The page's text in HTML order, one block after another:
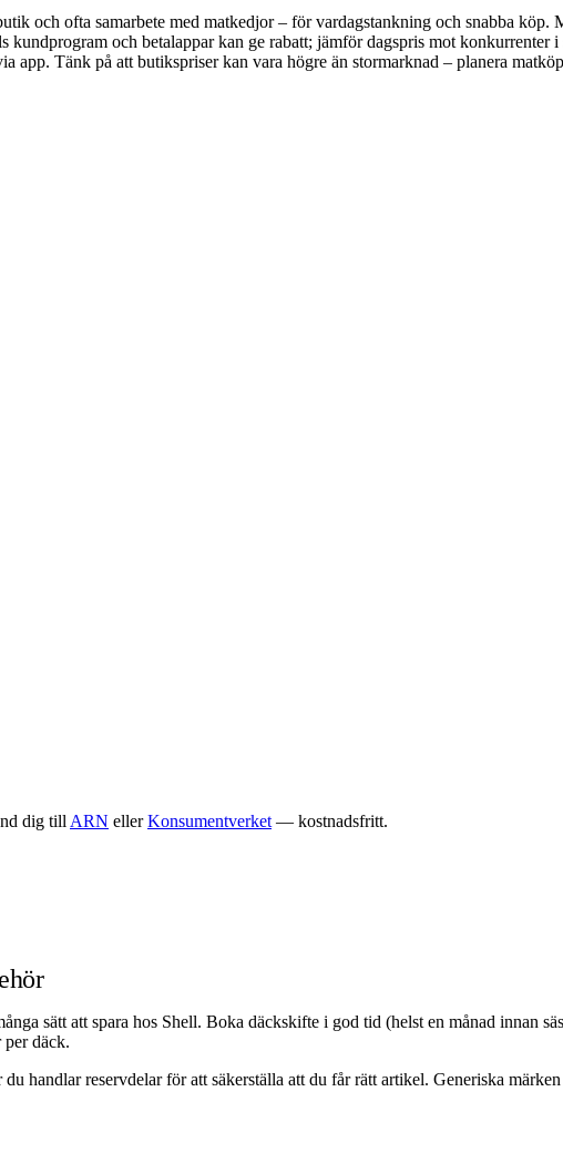
och ofta samarbete med matkedjor – för vardagstankning och snabba
kundprogram och betalappar kan ge rabatt; jämför dagspris mot
app. Tänk på att butikspriser kan vara högre än stormarknad – planera
dig till ARN eller Konsumentverket — kostnadsfritt.
sätt att spara hos Shell. Boka däckskifte i god tid (helst en månad innan
däck.
handlar reservdelar för att säkerställa att du får rätt artikel. Generiska